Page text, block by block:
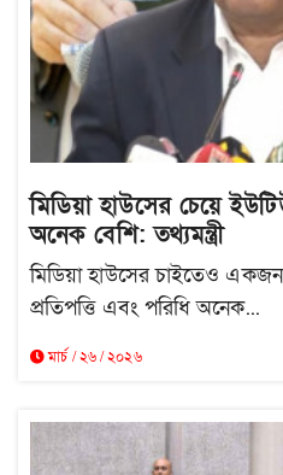
মিডিয়া হাউসের চেয়ে
অনেক বেশি: তথ্যমন্ত্রী
মিডিয়া হাউসের চাইতেও
প্রতিপত্তি এবং পরিধি অনেক...
মার্চ / ২৬ / ২০২৬